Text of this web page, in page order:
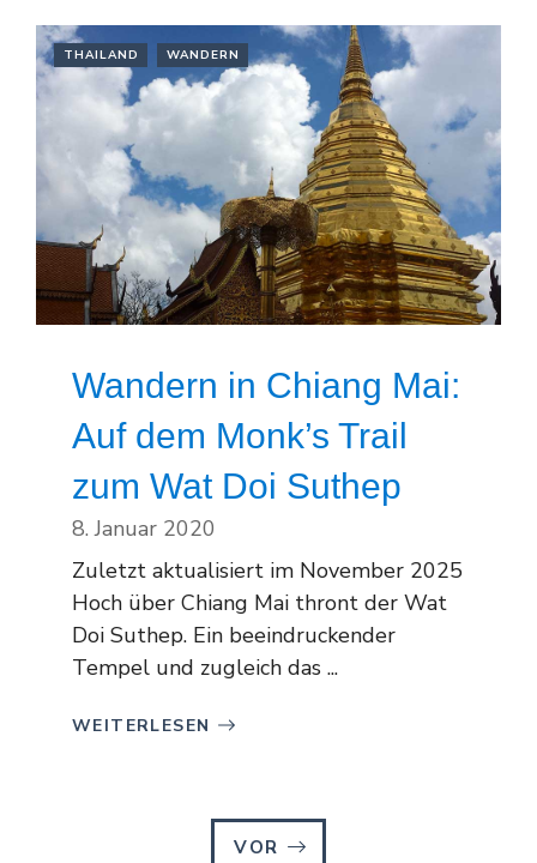
THAILAND WANDERN
Wandern in Chiang Mai:
Auf dem Monk’s Trail
zum Wat Doi Suthep
8. Januar 2020
Zuletzt aktualisiert im November 2025
Hoch über Chiang Mai thront der Wat
Doi Suthep. Ein beeindruckender
Tempel und zugleich das ...
WEITERLESEN
VOR